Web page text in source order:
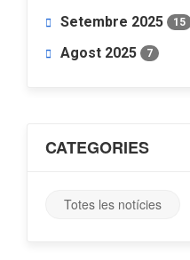
Setembre 2025 15
Agost 2025 7
CATEGORIES
Totes les notícies